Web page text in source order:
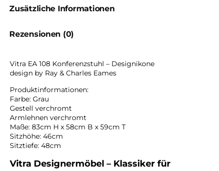
Zusätzliche Informationen
Rezensionen (0)
Vitra EA 108 Konferenzstuhl – Designikone
design by Ray & Charles Eames
Produktinformationen:
Farbe: Grau
Gestell verchromt
Armlehnen verchromt
Maße: 83cm H x 58cm B x 59cm T
Sitzhöhe: 46cm
Sitztiefe: 48cm
Vitra Designermöbel – Klassiker für